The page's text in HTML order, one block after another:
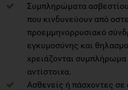
Συμπληρώματα
που κινδυνεύουν από
προεμμηνορρυσιακό
εγκυμοσύνης και
χρειάζονται
αντίστοιχα.
Ασθενείς ή πάσχοντες